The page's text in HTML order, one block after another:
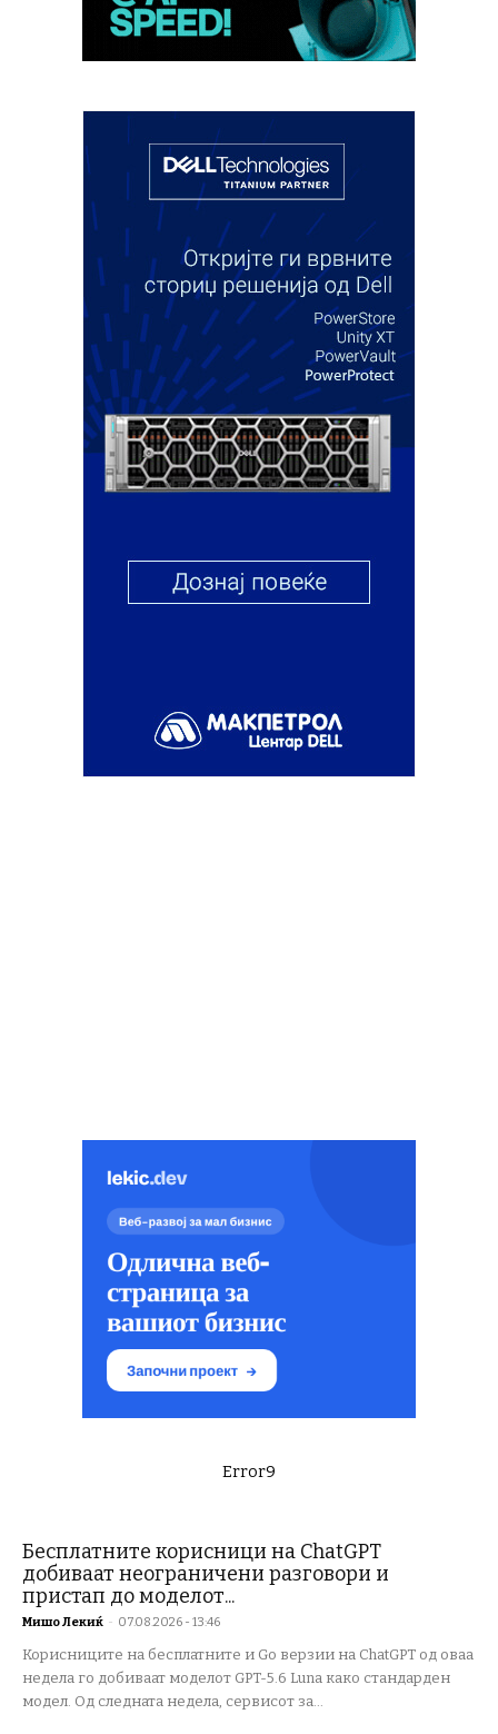
Error9
Бесплатните корисници на ChatGPT
добиваат неограничени разговори и
пристап до моделот...
Мишо Лекиќ - 07.08.2026 - 13:46
Корисниците на бесплатните и Go верзии на ChatGPT од оваа
недела го добиваат моделот GPT-5.6 Luna како стандарден
модел. Од следната недела, сервисот за...